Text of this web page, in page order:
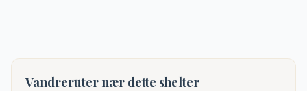
Vandreruter nær dette shelter